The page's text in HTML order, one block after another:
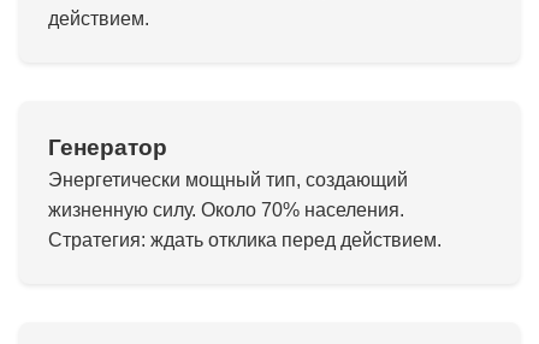
действием.
Генератор
Энергетически мощный тип, создающий
жизненную силу. Около 70% населения.
Стратегия: ждать отклика перед действием.